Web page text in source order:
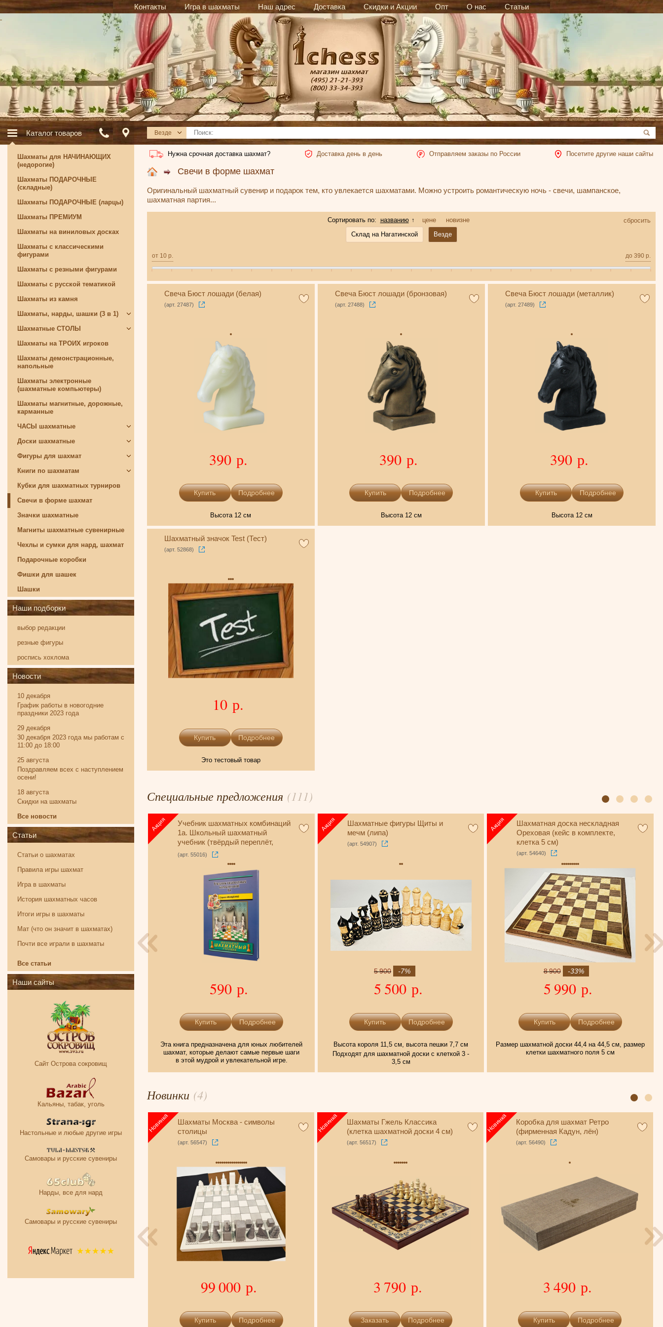
Контакты Игра в шахматы Наш адрес Доставка Скидки и Акции Опт О нас Статьи
Каталог товаров Везде
Нужна срочная доставка шахмат? Доставка день в день Отправляем заказы по России Посетите другие наши сайты
Свечи в форме шахмат
Оригинальный шахматный сувенир и подарок тем, кто увлекается шахматами. Можно устроить романтическую ночь - свечи, шампанское,
шахматная партия...
Сортировать по: названию ↑ цене
новизне
Склад на Нагатинской
Везде
от 10 р. до 390 р.
сбросить
Свеча Бюст лошади (белая)
(арт. 27487)
390 р.
Подробнее
Высота 12 см
Свеча Бюст лошади (бронзовая)
(арт. 27488)
390 р.
Подробнее
Высота 12 см
Свеча Бюст лошади (металлик)
(арт. 27489)
390 р.
Подробнее
Высота 12 см
Шахматный значок Test (Тест)
(арт. 52868)
10 р.
Подробнее
Это тестовый товар
Специальные предложения (111)
Смотреть больше
Учебник шахматных комбинаций
1a. Школьный шахматный
учебник (твёрдый переплёт,
Иващенко)
(арт. 55016)
590 р.
Подробнее
Эта книга предназначена для юных любителей
шахмат, которые делают самые первые шаги
в этой мудрой и увлекательной игре.
Шахматные фигуры Щиты и
мечм (липа)
(арт. 54907)
5 900 -7%
5 500 р.
Подробнее
Высота короля 11,5 см, высота пешки 7,7 см
Подходят для шахматной доски с клеткой 3 -
3,5 см
Шахматная доска нескладная
Ореховая (кейс в комплекте,
клетка 5 см)
(арт. 54640)
8 900 -33%
5 990 р.
Подробнее
Размер шахматной доски 44,4 на 44,5 см, размер
клетки шахматного поля 5 см
Новинки (4)
Шахматы Амбассадор
(арт. 6025)
Шахматы Москва - символы
столицы
(арт. 56547)
99 000 р.
Подробнее
Шахматы Гжель Классика
(клетка шахматной доски 4 см)
(арт. 56517)
3 790 р.
Подробнее
Коробка для шахмат Ретро
(фирменная Кадун, лён)
(арт. 56490)
3 490 р.
Подробнее
Шахматы для НАЧИНАЮЩИХ
(недорогие)
Шахматы ПОДАРОЧНЫЕ
(складные)
Шахматы ПОДАРОЧНЫЕ (ларцы)
Шахматы ПРЕМИУМ
Шахматы на виниловых досках
Шахматы с классическими
фигурами
Шахматы с резными фигурами
Шахматы с русской тематикой
Шахматы из камня
Шахматы, нарды, шашки (3 в 1)
Шахматные СТОЛЫ
Шахматы на ТРОИХ игроков
Шахматы демонстрационные,
напольные
Шахматы электронные
(шахматные компьютеры)
Шахматы магнитные, дорожные,
карманные
ЧАСЫ шахматные
Доски шахматные
Фигуры для шахмат
Книги по шахматам
Кубки для шахматных турниров
Свечи в форме шахмат
Значки шахматные
Магниты шахматные сувенирные
Чехлы и сумки для нард, шахмат
Подарочные коробки
Фишки для шашек
Шашки
Наши подборки
выбор редакции
резные фигуры
роспись хохлома
Новости
10 декабря
График работы в новогодние
праздники 2023 года
29 декабря
30 декабря 2023 года мы работам с
11:00 до 18:00
25 августа
Поздравляем всех с наступлением
осени!
18 августа
Скидки на шахматы
Все новости
Статьи
Статьи о шахматах
Правила игры шахмат
Игра в шахматы
История шахматных часов
Итоги игры в шахматы
Мат (что он значит в шахматах)
Почти все играли в шахматы
Все статьи
Наши сайты
Сайт Острова сокровищ
Кальяны, табак, уголь
Настольные и любые другие игры
Самовары и русские сувениры
Нарды, все для нард
Самовары и русские сувениры